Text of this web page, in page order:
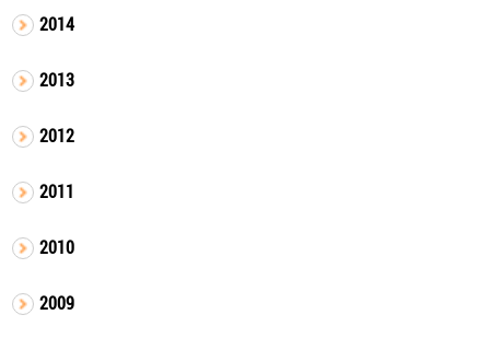
2014
2013
2012
2011
2010
2009